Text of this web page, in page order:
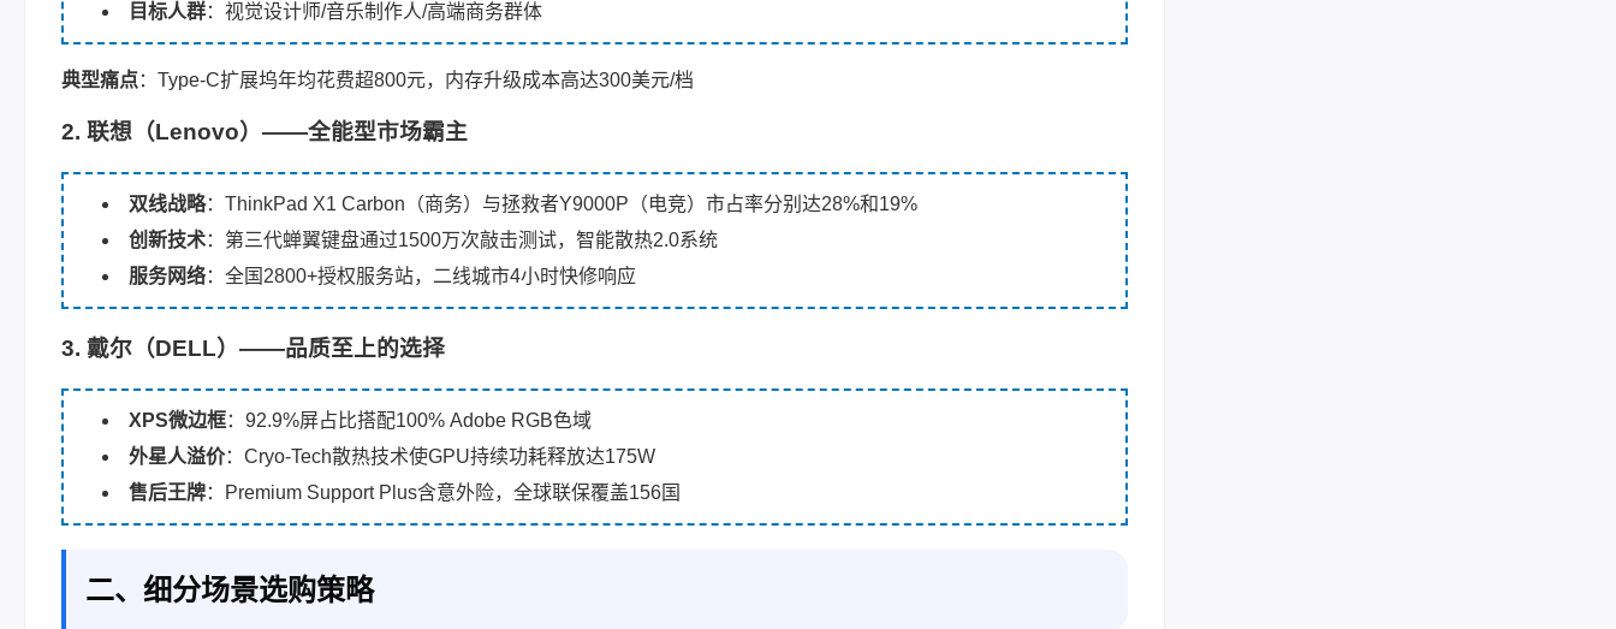
目标人群：视觉设计师/音乐制作人/高端商务群体
典型痛点：Type-C扩展坞年均花费超800元，内存升级成本高达300美元/档
2. 联想（Lenovo）——全能型市场霸主
双线战略：ThinkPad X1 Carbon（商务）与拯救者Y9000P（电竞）市占率分别达28%和19%
创新技术：第三代蝉翼键盘通过1500万次敲击测试，智能散热2.0系统
服务网络：全国2800+授权服务站，二线城市4小时快修响应
3. 戴尔（DELL）——品质至上的选择
XPS微边框：92.9%屏占比搭配100% Adobe RGB色域
外星人溢价：Cryo-Tech散热技术使GPU持续功耗释放达175W
售后王牌：Premium Support Plus含意外险，全球联保覆盖156国
二、细分场景选购策略